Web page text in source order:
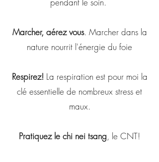
Marcher, aérez vous. Marcher dans la
nature nourrit l'énergie du foie
Respirez! La respiration est pour moi la
clé essentielle de nombreux stress et
maux.
Pratiquez le chi nei tsang, le CNT!